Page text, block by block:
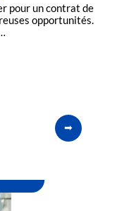
pour un contrat de
opportunités.